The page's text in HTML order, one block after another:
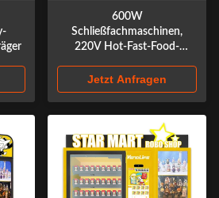
600W
Schließfachmaschinen,
220V Hot-Fast-Food-
Jetzt Anfragen